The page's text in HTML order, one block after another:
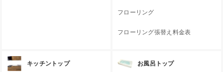
フローリング
フローリング張替え料金表
キッチントップ お風呂トップ